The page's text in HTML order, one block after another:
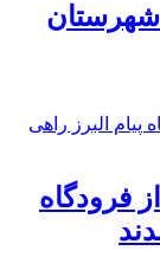
شهرستان
فرودگاه